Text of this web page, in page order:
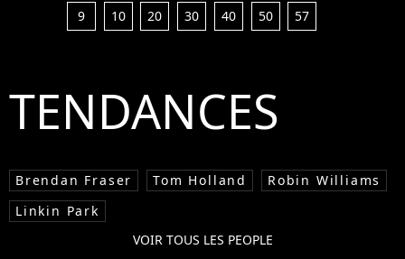
9
10 20 30 40 50 57
TENDANCES
Brendan Fraser Tom Holland
Robin Williams
Linkin Park
VOIR TOUS LES PEOPLE